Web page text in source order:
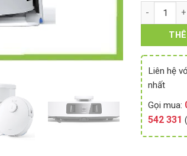
Ecovacs
Liên hệ
nhất
Gọi mua:
542 331